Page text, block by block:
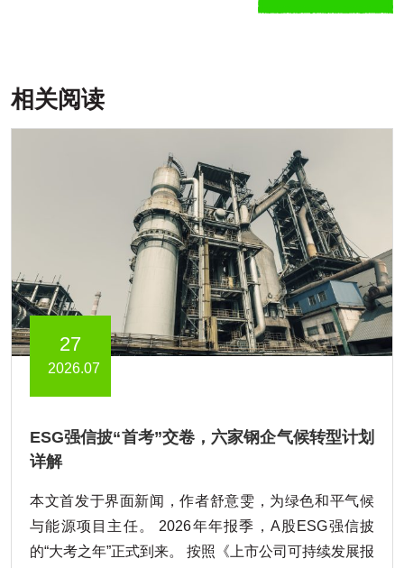
相关阅读
27
2026.07
ESG强信披“首考”交卷，六家钢企气候转型计划
详解
本文首发于界面新闻，作者舒意雯，为绿色和平气候
与能源项目主任。 2026年年报季，A股ESG强信披
的“大考之年”正式到来。 按照《上市公司可持续发展报